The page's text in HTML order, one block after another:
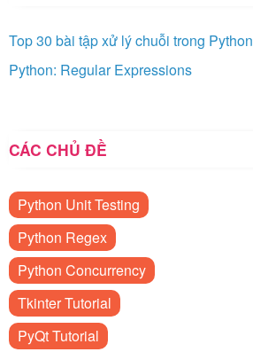
Top 30 bài tập xử lý chuỗi trong Python
Python: Regular Expressions
CÁC CHỦ ĐỀ
Python Unit Testing
Python Regex
Python Concurrency
Tkinter Tutorial
PyQt Tutorial